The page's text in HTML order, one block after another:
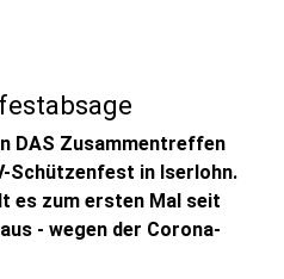
DAS Zusammentreffen
Schützenfest in Iserlohn.
es zum ersten Mal seit
- wegen der Corona-